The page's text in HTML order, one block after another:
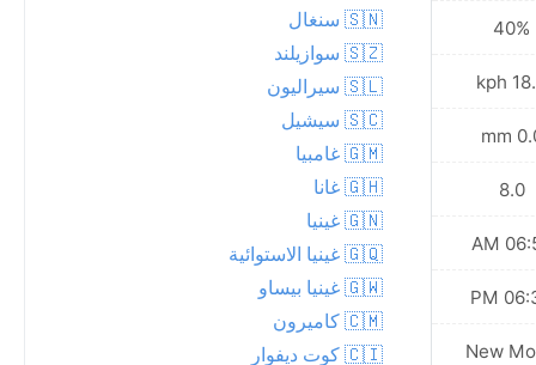
40%
18.0
0.0
8.0
New
50%
14.0 kph
0.0 mm
8.0
06:49 AM
06:34 PM
Waxing
🇸🇳 سنغال
🇸🇿 سوازيلند
🇸🇱 سيراليون
🇸🇨 سيشيل
🇬🇲 غامبيا
🇬🇭 غانا
🇬🇳 غينيا
🇬🇶 غينيا الاستوائية
🇬🇼 غينيا بيساو
🇨🇲 كاميرون
🇨🇮 كوت ديفوار